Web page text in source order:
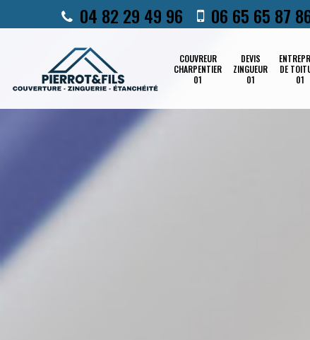
04 82 29 49 96 06 65 65 87
COUVREUR
CHARPENTIER
01
DEVIS
ZINGUEUR
01
DE
01